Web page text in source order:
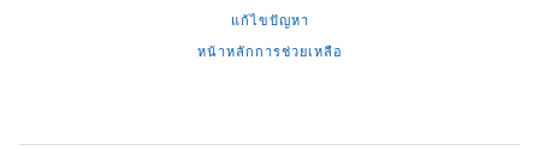
แก้ไขปัญหา
หน้าหลักการช่วยเหลือ